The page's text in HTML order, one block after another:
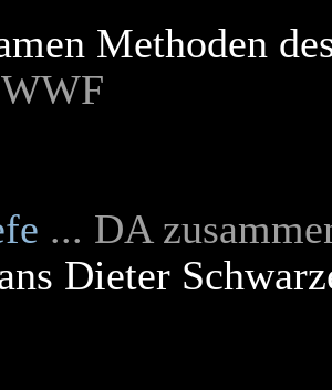
Methoden
... DA
Dieter